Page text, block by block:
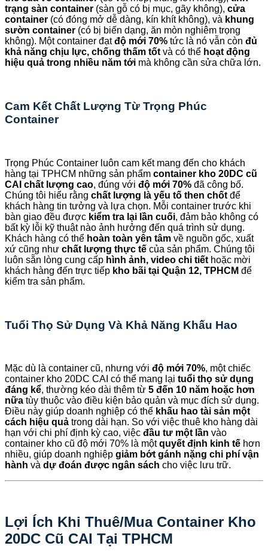
trạng sàn container (sàn gỗ có bị mục, gãy không), cửa
container (có đóng mở dễ dàng, kín khít không), và khung
sườn container (có bị biến dạng, ăn mòn nghiêm trọng
không). Một container đạtđộ mới 70% tức là nó vẫn còn đủ
khả năng chịu lực, chống thấm tốtvà có thể hoạt động
hiệu quả trong nhiều năm tới mà không cần sửa chữa lớn.
Cam Kết Chất Lượng Từ Trọng Phúc
Container
Trọng Phúc Container luôn cam kết mang đến cho khách
hàng tại TPHCM những sản phẩm container kho 20DC cũ
CAI chất lượng cao, đúng với độ mới 70% đã công bố.
Chúng tôi hiểu rằng chất lượng là yếu tố then chốt để
khách hàng tin tưởng và lựa chọn. Mỗi container trước khi
bàn giao đều được kiểm tra lại lần cuối, đảm bảo không có
bất kỳ lỗi kỹ thuật nào ảnh hưởng đến quá trình sử dụng.
Khách hàng có thể hoàn toàn yên tâm về nguồn gốc, xuất
xứ cũng như chất lượng thực tế của sản phẩm. Chúng tôi
luôn sẵn lòng cung cấp hình ảnh, video chi tiết hoặc mời
khách hàng đến trực tiếp kho bãi tại Quận 12, TPHCM để
kiểm tra sản phẩm.
Tuổi Thọ Sử Dụng Và Khả Năng Khấu Hao
Mặc dù là container cũ, nhưng với độ mới 70%, một chiếc
container kho 20DC CAI có thể mang lại tuổi thọ sử dụng
đáng kể, thường kéo dài thêm từ 5 đến 10 năm hoặc hơn
nữa tùy thuộc vào điều kiện bảo quản và mục đích sử dụng.
Điều này giúp doanh nghiệp có thể khấu hao tài sản một
cách hiệu quả trong dài hạn. So với việc thuê kho hàng dài
hạn với chi phí định kỳ cao, việc đầu tư một lần vào
container kho cũ độ mới 70% là mộtquyết định kinh tế hơn
nhiều, giúp doanh nghiệp giảm bớt gánh nặng chi phí vận
hành và dự đoán được ngân sách cho việc lưu trữ.
Lợi Ích Khi Thuê/Mua Container Kho
20DC Cũ CAI Tại TPHCM